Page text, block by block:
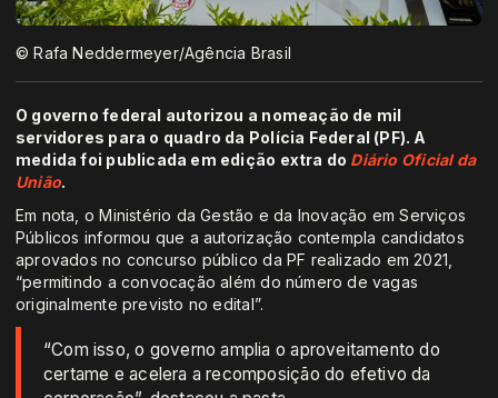
© Rafa Neddermeyer/Agência Brasil
O governo federal autorizou a nomeação de mil
servidores para o quadro da Polícia Federal (PF). A
medida foi publicada em edição extra do Diário Oficial da
União.
Em nota, o Ministério da Gestão e da Inovação em Serviços
Públicos informou que a autorização contempla candidatos
aprovados no concurso público da PF realizado em 2021,
“permitindo a convocação além do número de vagas
originalmente previsto no edital”.
“Com isso, o governo amplia o aproveitamento do
certame e acelera a recomposição do efetivo da